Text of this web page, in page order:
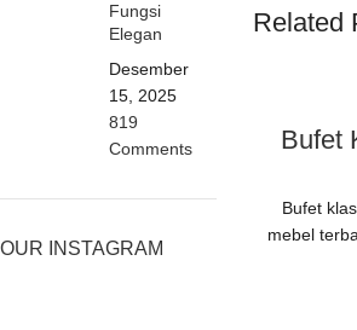
Fungsi
Elegan
Desember
15, 2025
819
Comments
OUR INSTAGRAM
Related
Bufet
Bufet
mebel